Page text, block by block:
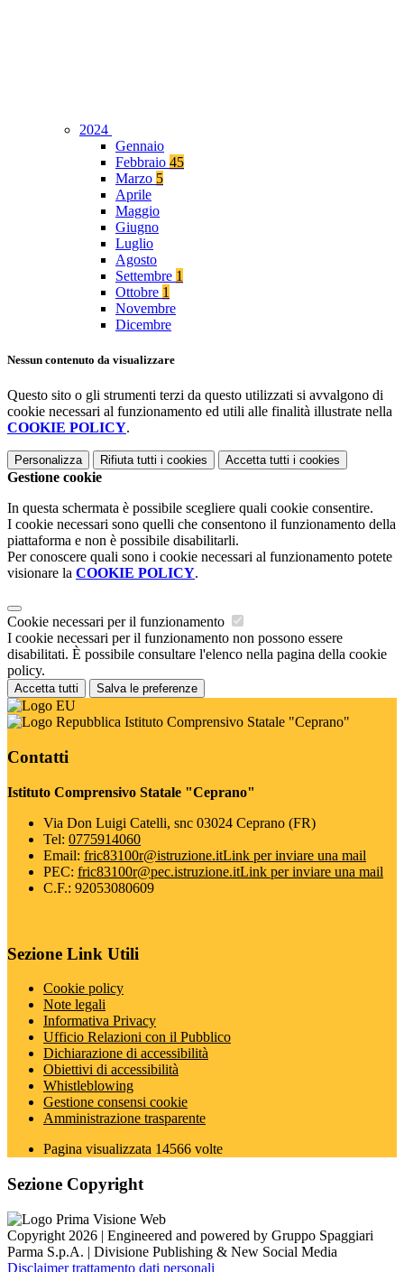
2024
Gennaio
Febbraio 45
Marzo 5
Aprile
Maggio
Giugno
Luglio
Agosto
Settembre 1
Ottobre 1
Novembre
Dicembre
Nessun contenuto da visualizzare
Questo sito o gli strumenti terzi da questo utilizzati si avvalgono di
cookie necessari al funzionamento ed utili alle finalità illustrate nella
COOKIE POLICY.
Personalizza Rifiuta tutti i cookies Accetta tutti i cookies
Gestione cookie
In questa schermata è possibile scegliere quali cookie consentire.
I cookie necessari sono quelli che consentono il funzionamento della
piattaforma e non è possibile disabilitarli.
Per conoscere quali sono i cookie necessari al funzionamento potete
visionare la COOKIE POLICY.
Cookie necessari per il funzionamento
I cookie necessari per il funzionamento non possono essere
disabilitati. È possibile consultare l'elenco nella pagina della cookie
policy.
Accetta tutti Salva le preferenze
Istituto Comprensivo Statale "Ceprano"
Contatti
Istituto Comprensivo Statale "Ceprano"
Via Don Luigi Catelli, snc 03024 Ceprano (FR)
Tel: 0775914060
Email: fric83100r@istruzione.itLink per inviare una mail
PEC: fric83100r@pec.istruzione.itLink per inviare una mail
C.F.: 92053080609
Sezione Link Utili
Cookie policy
Note legali
Informativa Privacy
Ufficio Relazioni con il Pubblico
Dichiarazione di accessibilità
Obiettivi di accessibilità
Whistleblowing
Gestione consensi cookie
Amministrazione trasparente
Pagina visualizzata 14566 volte
Sezione Copyright
Copyright 2026 | Engineered and powered by Gruppo Spaggiari
Parma S.p.A. | Divisione Publishing & New Social Media
Disclaimer trattamento dati personali